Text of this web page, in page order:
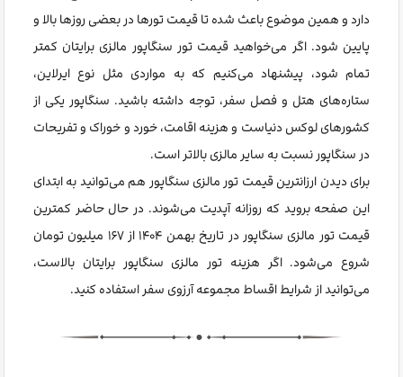
دارد و همین موضوع باعث شده تا قیمت تورها در بعضی روزها بالا و
پایین شود. اگر می‌خواهید قیمت تور سنگاپور مالزی برایتان کمتر
تمام شود، پیشنهاد می‌کنیم که به مواردی مثل نوع ایرلاین،
ستاره‌های هتل و فصل سفر، توجه داشته باشید. سنگاپور یکی از
کشورهای لوکس دنیاست و هزینه اقامت، خورد و خوراک و تفریحات
در سنگاپور نسبت به سایر مالزی بالاتر است.
برای دیدن ارزانترین قیمت تور مالزی سنگاپور هم می‌توانید به ابتدای
این صفحه بروید که روزانه آپدیت می‌شوند. در حال حاضر کمترین
قیمت تور مالزی سنگاپور در تاریخ بهمن ۱۴۰۴ از ۱۶۷ میلیون تومان
شروع می‌شود. اگر هزینه تور مالزی سنگاپور برایتان بالاست،
می‌توانید از شرایط اقساط مجموعه آرزوی سفر استفاده کنید.